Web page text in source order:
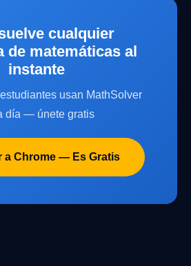
cualquier
de matemáticas al
instante
usan MathSolver
día — únete gratis
a Chrome — Es Gratis